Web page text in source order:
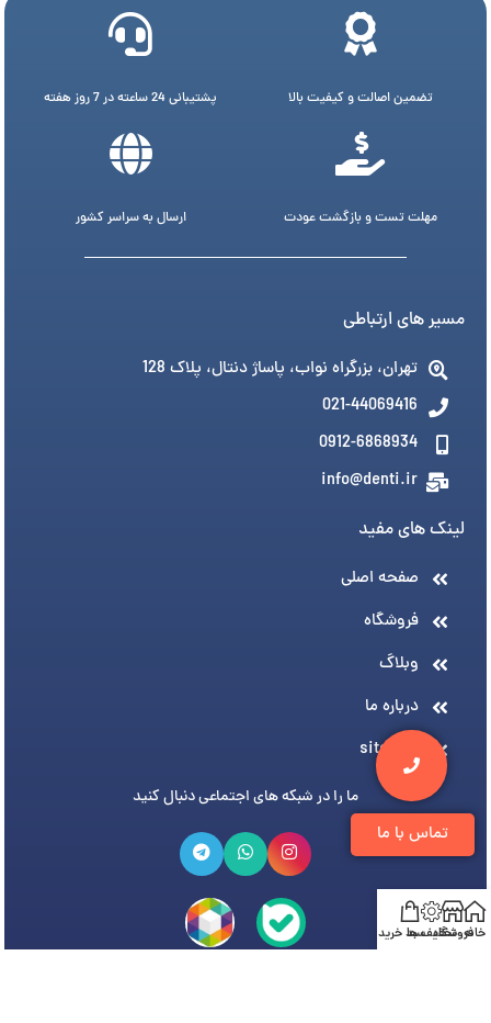
تماس با ما
تضمین اصالت و کیفیت بالا پشتیبانی 24 ساعته در 7 روز هفته
مهلت تست و بازگشت عودت ارسال به سراسر کشور
مسیر های ارتباطی
تهران، بزرگراه نواب، پاساژ دنتال، پلاک 128
021-44069416
0912-6868934
info@denti.ir
لینک های مفید
صفحه اصلی
فروشگاه
وبلاگ
درباره ما
sitemap
ما را در شبکه های اجتماعی دنبال کنید
خانهفروشگاه
تخفیف هاسبد خرید